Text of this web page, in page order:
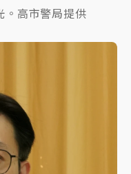
。高市警局提供